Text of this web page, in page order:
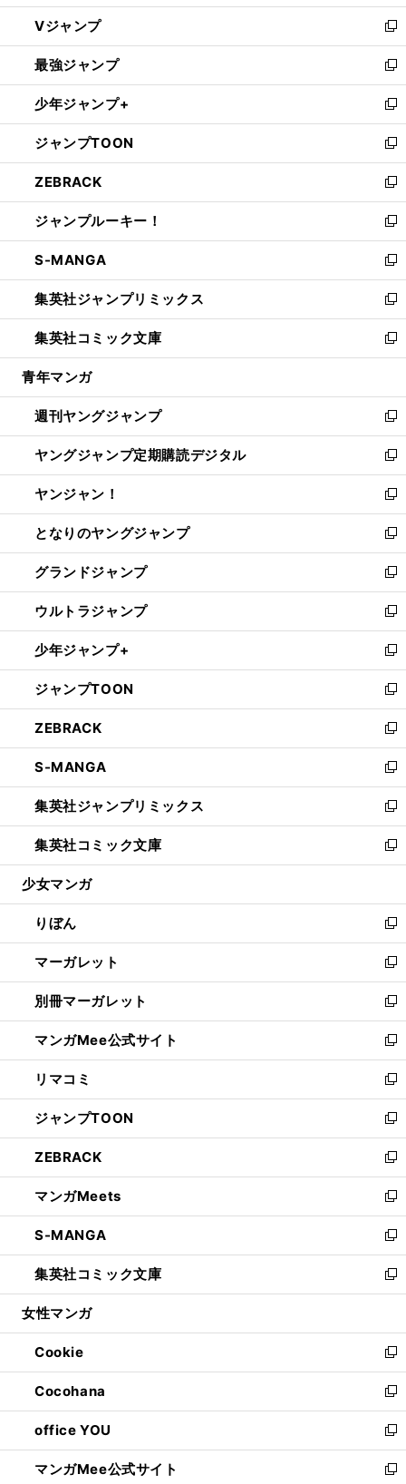
ウ
ィ
ン
ド
ウ
で
開
く
し
い
ウ
ィ
ン
ド
ウ
で
開
く
Vジャンプ
新
し
い
ウ
ィ
ン
ド
ウ
で
開
く
最強ジャンプ
新
し
い
ウ
ィ
ン
ド
ウ
で
開
く
少年ジャンプ+
新
し
い
ウ
ィ
ン
ド
ウ
で
開
く
ジャンプTOON
新
し
い
ウ
ィ
ン
ド
ウ
で
開
く
ZEBRACK
新
し
い
ウ
ィ
ン
ド
ウ
で
開
ジャンプルーキー！
新
し
い
ウ
ィ
ン
ド
ウ
開
く
S-MANGA
新
し
い
ウ
ィ
ン
ウ
で
開
く
集英社ジャンプリミックス
新
し
い
ウ
ン
ド
ウ
で
開
く
集英社コミック文庫
新
し
ウ
ィ
ン
ド
ウ
で
開
く
青年マンガ
週刊ヤングジャンプ
新
し
い
ウ
ィ
ン
ド
ウ
で
開
く
ヤングジャンプ定期購読デジタル
新
し
い
ウ
ィ
ン
ド
ウ
で
開
く
ヤンジャン！
新
し
い
ウ
ィ
ン
ド
ウ
で
開
く
となりのヤングジャンプ
新
し
い
ウ
ィ
ン
ド
ウ
で
開
く
グランドジャンプ
新
し
い
ウ
ィ
ン
ド
ウ
で
開
く
ウルトラジャンプ
新
し
い
ウ
ィ
ン
ド
ウ
で
開
く
少年ジャンプ+
新
し
い
ウ
ィ
ン
ド
ウ
で
開
く
ジャンプTOON
新
し
い
ウ
ィ
ン
ド
ウ
で
開
ZEBRACK
新
し
い
ウ
ィ
ン
ド
ウ
開
く
S-MANGA
新
し
い
ウ
ィ
ン
ウ
で
開
く
集英社ジャンプリミックス
新
し
い
ウ
ン
ド
ウ
で
開
く
集英社コミック文庫
新
し
ウ
ィ
ン
ド
ウ
で
開
く
少女マンガ
りぼん
新
し
い
ウ
ィ
ン
ド
ウ
で
開
く
マーガレット
新
し
い
ウ
ィ
ン
ド
ウ
で
開
く
別冊マーガレット
新
し
い
ウ
ィ
ン
ド
ウ
で
開
く
マンガMee公式サイト
新
し
い
ウ
ィ
ン
ド
ウ
で
開
く
リマコミ
新
し
い
ウ
ィ
ン
ド
ウ
で
開
く
ジャンプTOON
新
し
い
ウ
ィ
ン
ド
ウ
で
開
ZEBRACK
新
し
い
ウ
ィ
ン
ド
ウ
開
く
マンガMeets
新
し
い
ウ
ィ
ン
ウ
で
開
く
S-MANGA
新
し
い
ウ
ン
ド
ウ
で
開
く
集英社コミック文庫
新
し
ウ
ィ
ン
ド
ウ
で
開
く
女性マンガ
Cookie
新
し
い
ウ
ィ
ン
ド
Cocohana
新
し
い
ウ
ィ
office YOU
新
し
い
マンガMee公式サイト 新